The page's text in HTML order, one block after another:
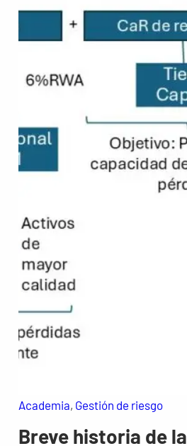
Academia, Gestión de riesgo
Breve historia de la